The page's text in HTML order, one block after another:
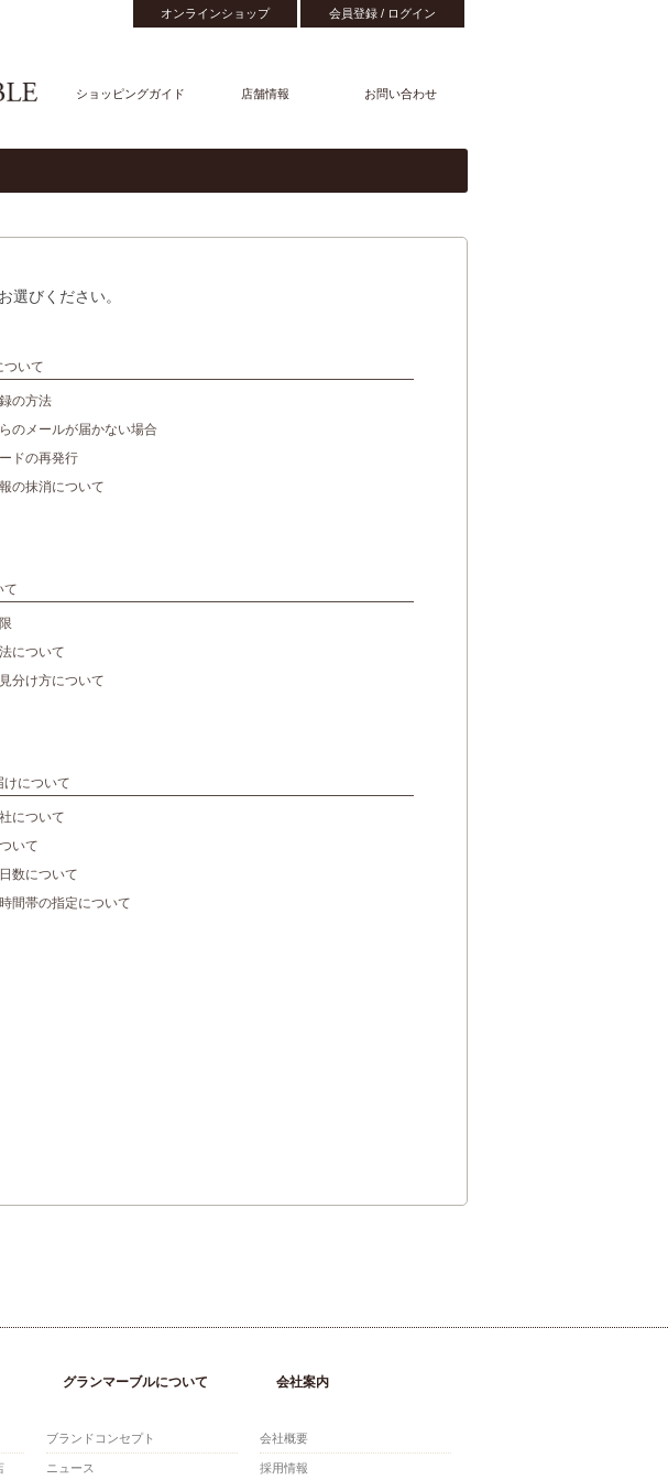
オンラインショップ 会員登録 / ログイン
ショッピングガイド 店舗情報 お問い合わせ
選びください。
ついて
の方法
のメールが届かない場合
ドの再発行
の抹消について
て
について
分け方について
けについて
について
いて
数について
間帯の指定について
グランマーブルについて
ブランドコンセプト
ニュース
会社案内
会社概要
採用情報